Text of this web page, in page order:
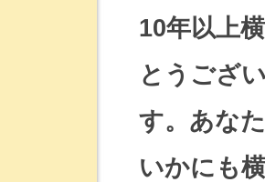
10年以上
とうござ
す。あな
いかにも